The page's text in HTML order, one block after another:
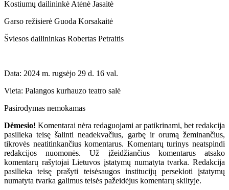
Kostiumų dailininkė Atėnė Jasaitė
Garso režisierė Guoda Korsakaitė
Šviesos dailininkas Robertas Petraitis
Data: 2024 m. rugsėjo 29 d. 16 val.
Vieta: Palangos kurhauzo teatro salė
Pasirodymas nemokamas
Dėmesio! Komentarai nėra redaguojami ar patikrinami, bet redakcija
pasilieka teisę šalinti neadekvačius, garbę ir orumą žeminančius,
tikrovės neatitinkančius komentarus. Komentarų turinys neatspindi
redakcijos nuomonės. Už įžeidžiančius komentarus atsako
komentarų rašytojai Lietuvos įstatymų numatyta tvarka. Redakcija
pasilieka teisę prašyti teisėsaugos institucijų persekioti įstatymų
numatyta tvarka galimus teisės pažeidėjus komentarų skiltyje.